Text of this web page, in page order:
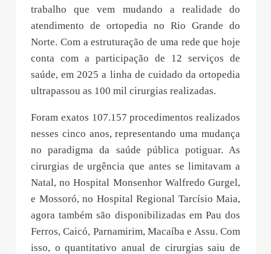
trabalho que vem mudando a realidade do
atendimento de ortopedia no Rio Grande do
Norte. Com a estruturação de uma rede que hoje
conta com a participação de 12 serviços de
saúde, em 2025 a linha de cuidado da ortopedia
ultrapassou as 100 mil cirurgias realizadas.
Foram exatos 107.157 procedimentos realizados
nesses cinco anos, representando uma mudança
no paradigma da saúde pública potiguar. As
cirurgias de urgência que antes se limitavam a
Natal, no Hospital Monsenhor Walfredo Gurgel,
e Mossoró, no Hospital Regional Tarcísio Maia,
agora também são disponibilizadas em Pau dos
Ferros, Caicó, Parnamirim, Macaíba e Assu. Com
isso, o quantitativo anual de cirurgias saiu de